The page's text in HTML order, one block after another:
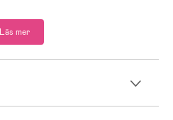
föräldern.
ryggstödposition Vadderad
och ryggstödet Ny design på
incheckning eftersom tillåtna
Läs mer